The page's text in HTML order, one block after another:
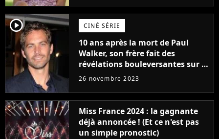
player2 CINÉ SÉRIE
10 ans après la mort de Paul
Walker, son frère fait des
révélations bouleversantes sur la
réaction des acteurs de Fast and
26 novembre 2023
Miss France 2024 : la gagnante
déjà annoncée ! (Et ce n'est pas
un simple pronostic)